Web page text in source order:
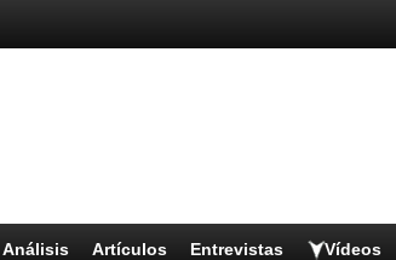
Análisis Artículos Entrevistas Vídeos